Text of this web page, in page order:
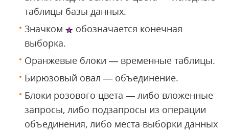
таблицы базы данных.
Значком
обозначается конечная
выборка.
Оранжевые блоки — временные таблицы.
Бирюзовый овал — объединение.
Блоки розового цвета — либо вложенные
запросы, либо подзапросы из операции
объединения, либо места выборки данных